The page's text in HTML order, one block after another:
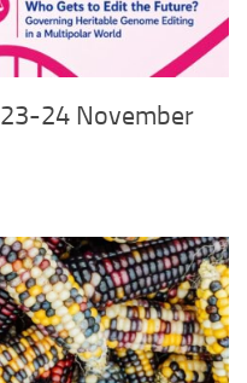
24 November